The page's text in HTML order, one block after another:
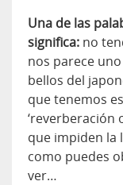
Una de las
significa: no
nos parece
bellos del
que tenemos
‘reverberación
que impiden la
como puedes
ver…